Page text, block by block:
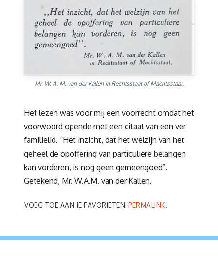
Mr. W. A. M. van der Kallen in Rechtsstaat of Machtsstaat.
Het lezen was voor mij een voorrecht omdat het
voorwoord opende met een citaat van een ver
familielid. “Het inzicht, dat het welzijn van het
geheel de opoffering van particuliere belangen
kan vorderen, is nog geen gemeengoed”.
Getekend, Mr. W.A.M. van der Kallen.
VOEG TOE AAN JE FAVORIETEN: PERMALINK.